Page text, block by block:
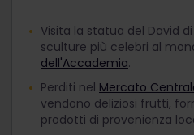
Visita la statua del David
sculture più celebri al
dell'Accademia.
Perditi nel Mercato
vendono deliziosi frutti,
prodotti di provenienza